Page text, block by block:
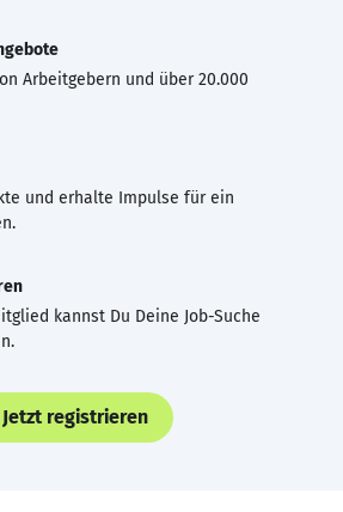
Arbeitgebern und über 20.000
und erhalte Impulse für ein
kannst Du Deine Job-Suche
Jetzt registrieren